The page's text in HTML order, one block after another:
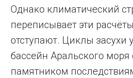
Однако климатический
переписывает эти
отступают. Циклы засухи
бассейн Аральского моря
памятником